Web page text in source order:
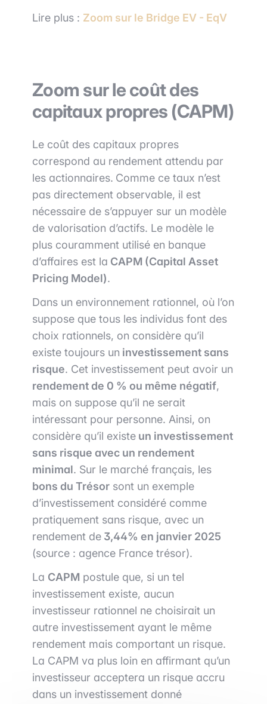
Lire plus : Zoom sur le Bridge EV - EqV
Zoom sur le coût des
capitaux propres (CAPM)
Le coût des capitaux propres
correspond au rendement attendu par
les actionnaires. Comme ce taux n’est
pas directement observable, il est
nécessaire de s’appuyer sur un modèle
de valorisation d’actifs. Le modèle le
plus couramment utilisé en banque
d’affaires est la CAPM (Capital Asset
Pricing Model).
Dans un environnement rationnel, où l’on
suppose que tous les individus font des
choix rationnels, on considère qu’il
existe toujours un investissement sans
risque. Cet investissement peut avoir un
rendement de 0 % ou même négatif,
mais on suppose qu’il ne serait
intéressant pour personne. Ainsi, on
considère qu’il existe un investissement
sans risque avec un rendement
minimal. Sur le marché français, les
bons du Trésor sont un exemple
d’investissement considéré comme
pratiquement sans risque, avec un
rendement de 3,44% en janvier 2025
(source : agence France trésor).
La CAPM postule que, si un tel
investissement existe, aucun
investisseur rationnel ne choisirait un
autre investissement ayant le même
rendement mais comportant un risque.
La CAPM va plus loin en affirmant qu’un
investisseur acceptera un risque accru
dans un investissement donné